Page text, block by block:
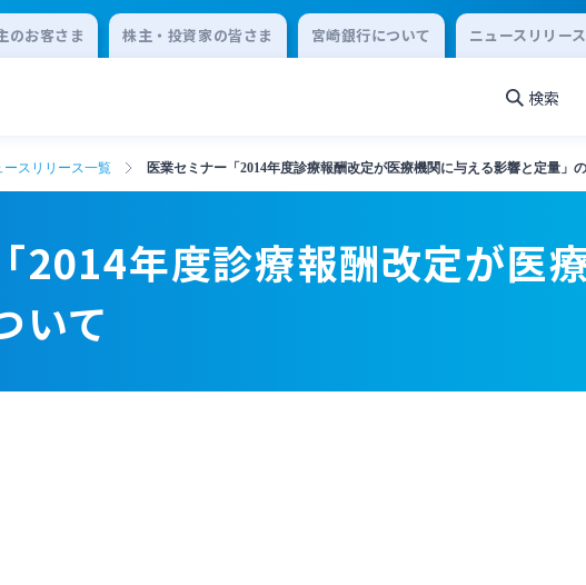
のお客さま 株主・投資家の皆さま 宮崎銀行について ニュースリリース
検索
ースリリース一覧 医業セミナー「2014年度診療報酬改定が医療機関に与える影響と定量」
2014年度診療報酬改定が医
いて